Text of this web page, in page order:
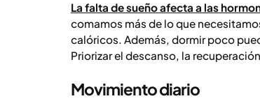
La falta de sueño afecta a las
comamos más de lo que
calóricos. Además, dormir poco
Priorizar el descanso, la
Movimiento diario